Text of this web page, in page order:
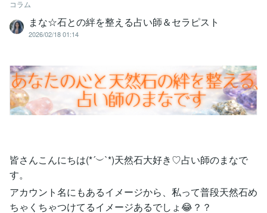
コラム
まな☆石との絆を整える占い師＆セラピスト
2026/02/18 01:14
皆さんこんにちは(*´︶`*)天然石大好き♡占い師のまなで
す。
アカウント名にもあるイメージから、私って普段天然石め
ちゃくちゃつけてるイメージあるでしょ😂？？